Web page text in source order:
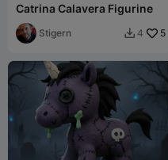
Catrina Calavera Figurine
Stigern  4 5